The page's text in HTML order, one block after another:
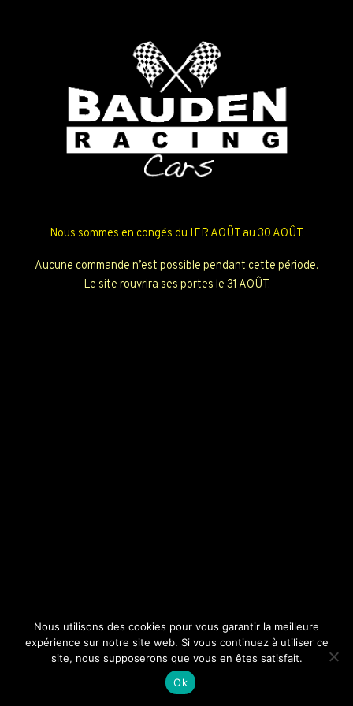
Nous sommes en congés du 1ER AOÛT au 30 AOÛT.
Aucune commande n’est possible pendant cette période.
Le site rouvrira ses portes le 31 AOÛT.
Nous utilisons des cookies pour vous garantir la meilleure
expérience sur notre site web. Si vous continuez à utiliser ce
site, nous supposerons que vous en êtes satisfait.
Ok